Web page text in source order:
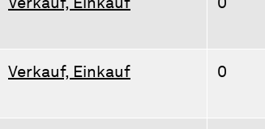
Verkauf, Einkauf 0